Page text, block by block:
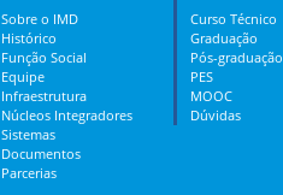
Sobre o IMD
Histórico
Função Social
Equipe
Infraestrutura
Núcleos Integradores
Sistemas
Documentos
Parcerias
Curso Técnico
Graduação
Pós-graduação
PES
MOOC
Dúvidas